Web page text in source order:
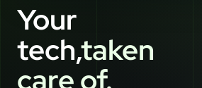
Your
tech,taken
care of.